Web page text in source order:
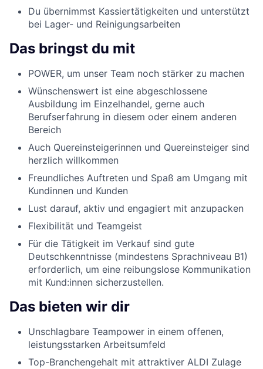
Du übernimmst Kassiertätigkeiten und unterstützt
bei Lager- und Reinigungsarbeiten
Das bringst du mit
POWER, um unser Team noch stärker zu machen
Wünschenswert ist eine abgeschlossene
Ausbildung im Einzelhandel, gerne auch
Berufserfahrung in diesem oder einem anderen
Bereich
Auch Quereinsteigerinnen und Quereinsteiger sind
herzlich willkommen
Freundliches Auftreten und Spaß am Umgang mit
Kundinnen und Kunden
Lust darauf, aktiv und engagiert mit anzupacken
Flexibilität und Teamgeist
Für die Tätigkeit im Verkauf sind gute
Deutschkenntnisse (mindestens Sprachniveau B1)
erforderlich, um eine reibungslose Kommunikation
mit Kund:innen sicherzustellen.
Das bieten wir dir
Unschlagbare Teampower in einem offenen,
leistungsstarken Arbeitsumfeld
Top-Branchengehalt mit attraktiver ALDI Zulage